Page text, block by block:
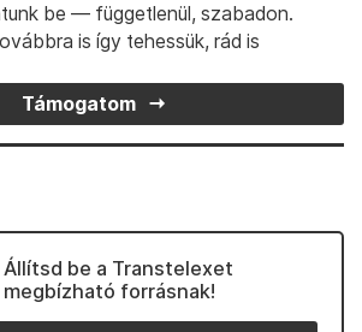
be — függetlenül, szabadon.
is így tehessük, rád is
Támogatom
Állítsd be a Transtelexet
megbízható forrásnak!